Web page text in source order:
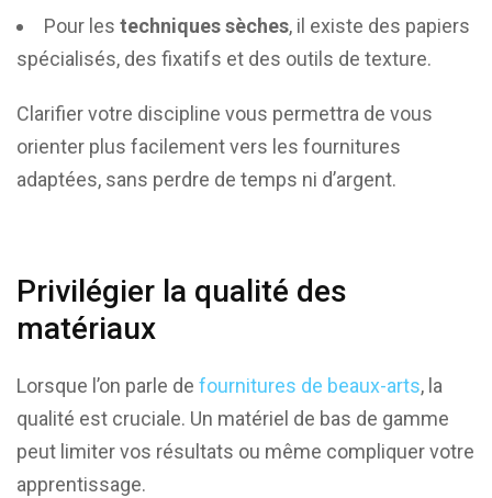
Pour les techniques sèches, il existe des papiers
spécialisés, des fixatifs et des outils de texture.
Clarifier votre discipline vous permettra de vous
orienter plus facilement vers les fournitures
adaptées, sans perdre de temps ni d’argent.
Privilégier la qualité des
matériaux
Lorsque l’on parle de fournitures de beaux-arts, la
qualité est cruciale. Un matériel de bas de gamme
peut limiter vos résultats ou même compliquer votre
apprentissage.